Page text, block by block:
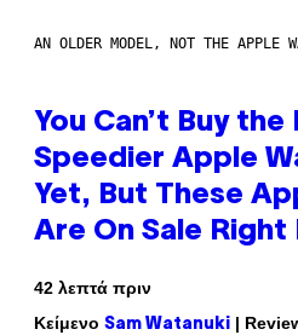
AN OLDER MODEL, NOT THE APPLE
You Can’t Buy
Speedier Apple
Yet, But These
Are On Sale Right
42 λεπτά πριν
Κείμενο Sam Watanuki |